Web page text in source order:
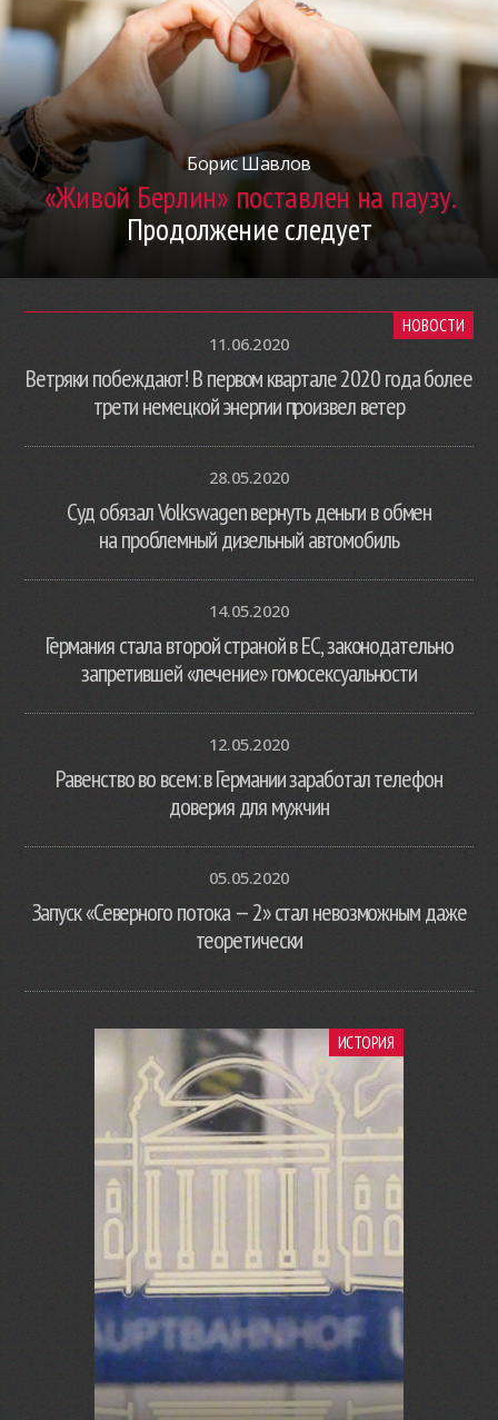
Борис Шавлов
«Живой Берлин» поставлен на паузу.
Продолжение следует
НОВОСТИ
11.06.2020
Ветряки побеждают! В первом квартале 2020 года более
трети немецкой энергии произвел ветер
28.05.2020
Суд обязал Volkswagen вернуть деньги в обмен
на проблемный дизельный автомобиль
14.05.2020
Германия стала второй страной в ЕС, законодательно
запретившей «лечение» гомосексуальности
12.05.2020
Равенство во всем: в Германии заработал телефон
доверия для мужчин
05.05.2020
Запуск «Северного потока — 2» стал невозможным даже
теоретически
ИСТОРИЯ